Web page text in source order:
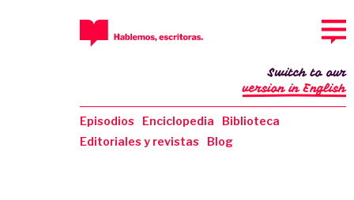
Episodios Enciclopedia
Biblioteca
Editoriales y revistas
Blog
Switch to our
version in English